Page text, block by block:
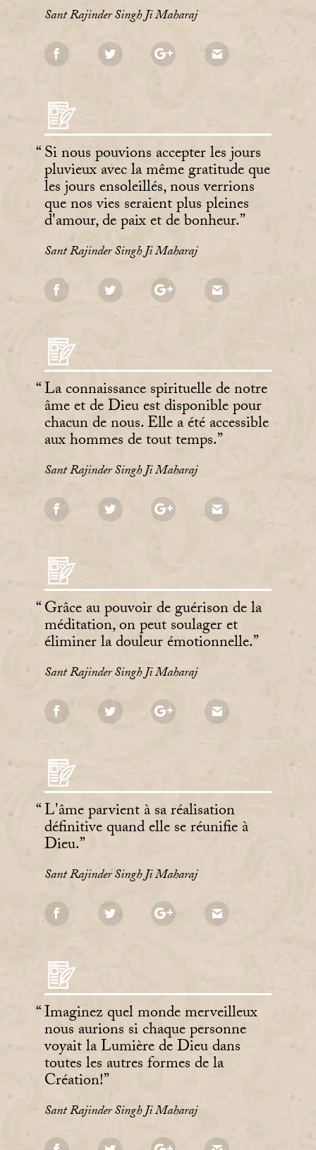
Sant Rajinder Singh Ji Maharaj
Si nous pouvions accepter les jours
pluvieux avec la même gratitude que
les jours ensoleillés, nous verrions
que nos vies seraient plus pleines
d'amour, de paix et de bonheur.
Sant Rajinder Singh Ji Maharaj
La connaissance spirituelle de notre
âme et de Dieu est disponible pour
chacun de nous. Elle a été accessible
aux hommes de tout temps.
Sant Rajinder Singh Ji Maharaj
Grâce au pouvoir de guérison de la
méditation, on peut soulager et
éliminer la douleur émotionnelle.
Sant Rajinder Singh Ji Maharaj
L'âme parvient à sa réalisation
définitive quand elle se réunifie à
Dieu.
Sant Rajinder Singh Ji Maharaj
Imaginez quel monde merveilleux
nous aurions si chaque personne
voyait la Lumière de Dieu dans
toutes les autres formes de la
Création!
Sant Rajinder Singh Ji Maharaj